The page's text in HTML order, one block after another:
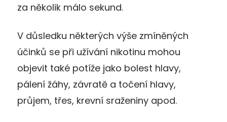
za několik málo sekund.
V důsledku některých výše zmíněných
účinků se při užívání nikotinu mohou
objevit také potíže jako bolest hlavy,
pálení žáhy, závratě a točení hlavy,
průjem, třes, krevní sraženiny apod.